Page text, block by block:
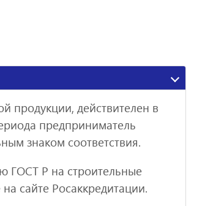
продукции, действителен в
предприниматель
знаком соответствия.
ГОСТ Р на строительные
сайте Росаккредитации.